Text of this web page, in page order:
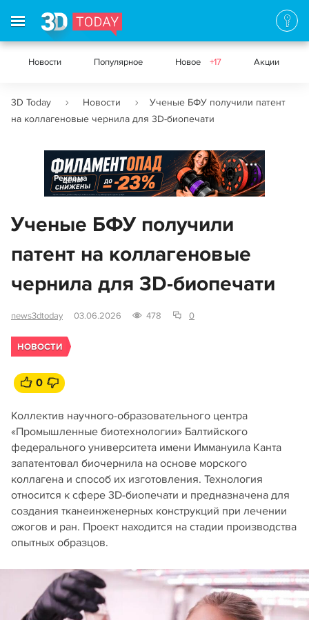
Новости Популярное Новое +17 Акции
3D Today Новости
Ученые БФУ получили патент
на коллагеновые чернила для 3D-биопечати
Реклама
Ученые БФУ получили
патент на коллагеновые
чернила для 3D-биопечати
news3dtoday 03.06.2026 478 0
НОВОСТИ
0
Коллектив научного-образовательного центра
«Промышленные биотехнологии» Балтийского
федерального университета имени Иммануила Канта
запатентовал биочернила на основе морского
коллагена и способ их изготовления. Технология
относится к сфере 3D-биопечати и предназначена для
создания тканеинженерных конструкций при лечении
ожогов и ран. Проект находится на стадии производства
опытных образцов.